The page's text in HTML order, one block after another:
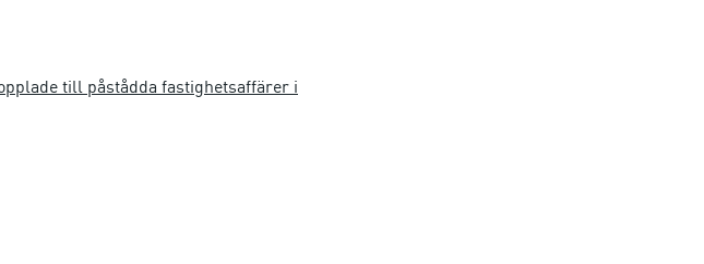
till påstådda fastighetsaffärer i